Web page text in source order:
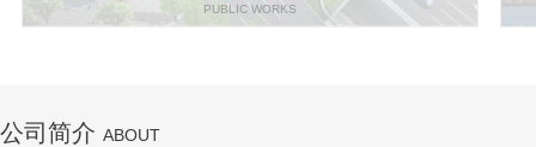
PUBLIC WORKS
公司简介 ABOUT